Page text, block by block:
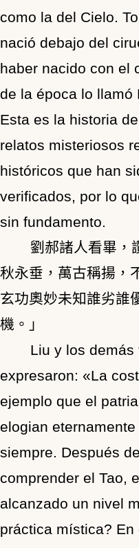
como la del Cielo.
nació debajo del
haber nacido con el
de la época lo llamó
Esta es la historia
relatos misteriosos
históricos que han
verificados, por lo
sin fundamento.
劉郝諸人看畢，
秋永垂，萬古稱揚，
玄功奧妙未知誰劣誰
機。」
Liu y los
expresaron: «La
ejemplo que el
elogian
siempre. Después
comprender el Tao,
alcanzado un nivel
práctica mística?